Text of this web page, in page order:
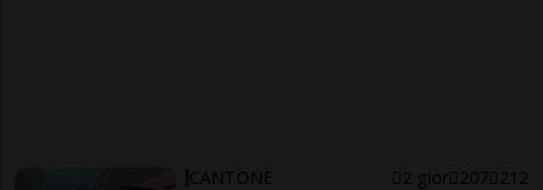
CANTONE 2 gior 207 212